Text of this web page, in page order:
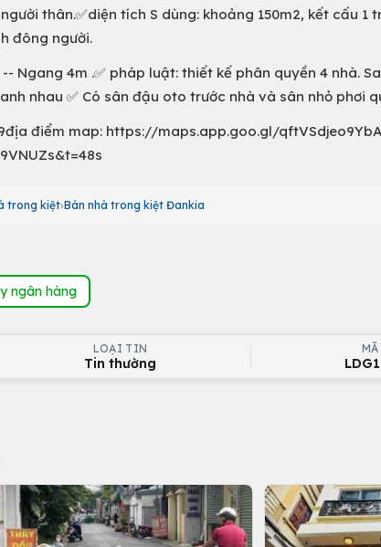
thân.✅diện tích S dùng: khoảng 150m2, kết cấu 1
đông người.
Ngang 4m .✅ pháp luật: thiết kế phân quyền 4 nhà.
nhau ✅ Có sân đậu oto trước nhà và sân nhỏ phơi
điểm map: https://maps.app.goo.gl/
trong kiệt Bán nhà trong kiệt Đankia
ngân hàng
LOẠI TIN
Tin thường